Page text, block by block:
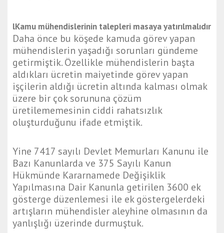
lKamu mühendislerinin talepleri masaya yatırılmalıdır
Daha önce bu köşede kamuda görev yapan
mühendislerin yaşadığı sorunları gündeme
getirmiştik. Özellikle mühendislerin başta
aldıkları ücretin maiyetinde görev yapan
işçilerin aldığı ücretin altında kalması olmak
üzere bir çok sorununa çözüm
üretilememesinin ciddi rahatsızlık
oluşturduğunu ifade etmiştik.
Yine 7417 sayılı Devlet Memurları Kanunu ile
Bazı Kanunlarda ve 375 Sayılı Kanun
Hükmünde Kararnamede Değişiklik
Yapılmasına Dair Kanunla getirilen 3600 ek
gösterge düzenlemesi ile ek göstergelerdeki
artışların mühendisler aleyhine olmasının da
yanlışlığı üzerinde durmuştuk.